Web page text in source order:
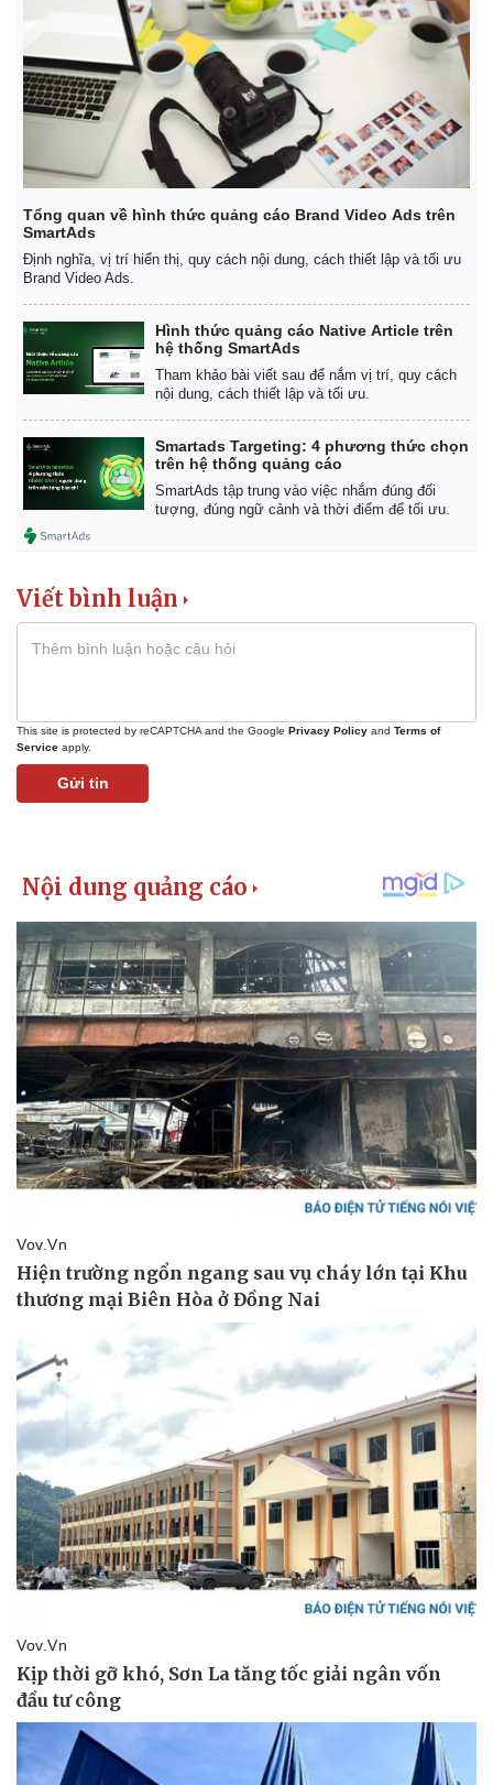
Kinh tế
Thị trường
Giá vàng
Chứng khoán
Giá cà phê
Tổng quan về hình thức quảng cáo Brand Video Ads trên
SmartAds
Định nghĩa, vị trí hiển thị, quy cách nội dung, cách thiết lập và tối ưu
Brand Video Ads.
Hình thức quảng cáo Native Article trên
hệ thống SmartAds
Tham khảo bài viết sau để nắm vị trí, quy cách
nội dung, cách thiết lập và tối ưu.
Smartads Targeting: 4 phương thức chọn
trên hệ thống quảng cáo
SmartAds tập trung vào việc nhắm đúng đối
tượng, đúng ngữ cảnh và thời điểm để tối ưu.
Viết bình luận
This site is protected by reCAPTCHA and the Google Privacy Policy and Terms of
Service apply.
Gửi tin